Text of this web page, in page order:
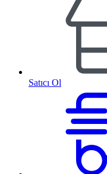
Satıcı Ol